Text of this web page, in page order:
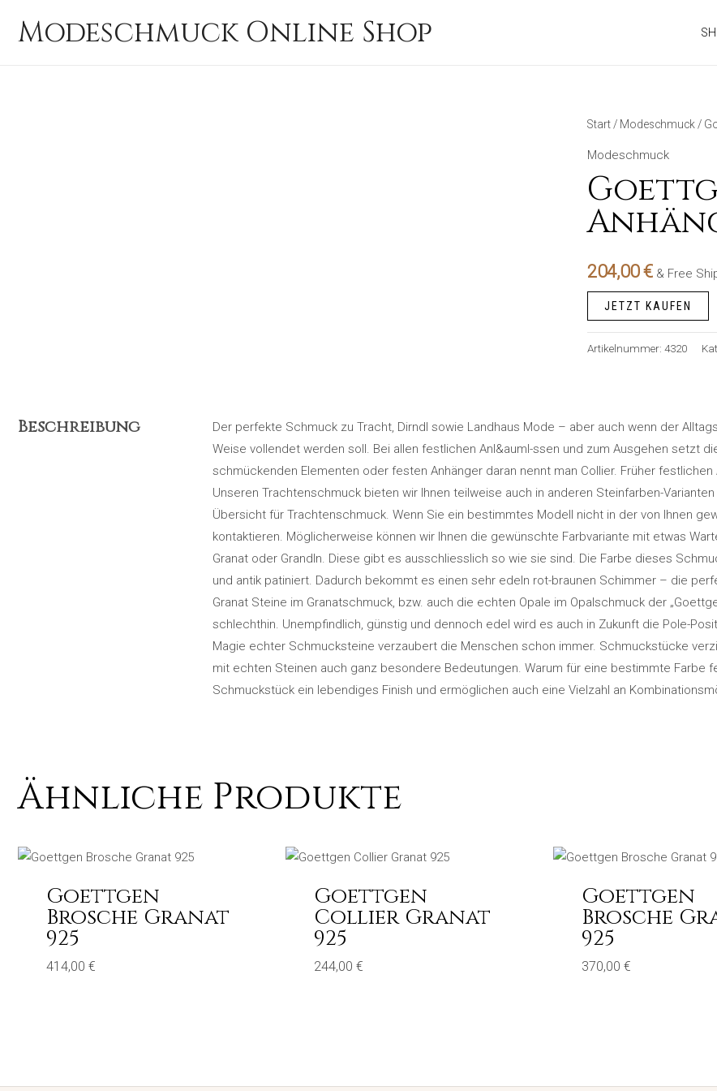
InhaltModeschmuck Online Shop
Start / Modeschmuck /
Modeschmuck
204,00€ & Free
JETZT KAUFEN
Artikelnummer: 4320
Beschreibung
Der perfekte Schmuck zu Tracht, Dirndl sowie Landhaus Mode – aber auch wenn der
Weise vollendet werden soll. Bei allen festlichen Anl&auml-ssen und zum Ausgehen setzt
schmückenden Elementen oder festen Anhänger daran nennt man Collier. Früher
Unseren Trachtenschmuck bieten wir Ihnen teilweise auch in anderen Steinfarben-
Übersicht für Trachtenschmuck. Wenn Sie ein bestimmtes Modell nicht in der von Ihnen
kontaktieren. Möglicherweise können wir Ihnen die gewünschte Farbvariante mit etwas
Granat oder Grandln. Diese gibt es ausschliesslich so wie sie sind. Die Farbe dieses
und antik patiniert. Dadurch bekommt es einen sehr edeln rot-braunen Schimmer – die
Granat Steine im Granatschmuck, bzw. auch die echten Opale im Opalschmuck der
schlechthin. Unempfindlich, günstig und dennoch edel wird es auch in Zukunft die Pole-
Magie echter Schmucksteine verzaubert die Menschen schon immer. Schmuckstücke
mit echten Steinen auch ganz besondere Bedeutungen. Warum für eine bestimmte Farbe
Schmuckstück ein lebendiges Finish und ermöglichen auch eine Vielzahl an
Ähnliche Produkte
Goettgen
Brosche Granat
925
414,00 €
Goettgen
Collier Granat
925
244,00 €
Goettgen
Brosche
925
370,00 €